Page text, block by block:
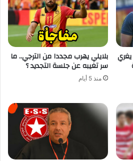
بلايلي يهرب مجددا من الترجي.. ما
سر تغيبه عن جلسة التجديد ؟
منذ 5 أيام